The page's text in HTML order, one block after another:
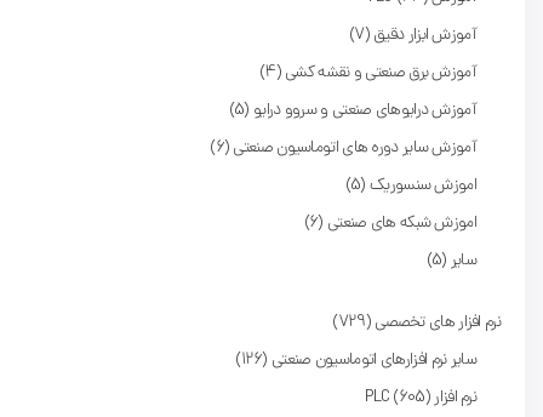
آموزش ابزار دقیق 7
آموزش برق صنعتی و نقشه کشی 4
آموزش درایوهای صنعتی و سروو درایو 5
آموزش سایر دوره های اتوماسیون صنعتی 6
اموزش سنسوریک 5
اموزش شبکه های صنعتی 6
سایر 5
نرم افزار های تخصصی 729
سایر نرم افزارهای اتوماسیون صنعتی 126
نرم افزار PLC 605